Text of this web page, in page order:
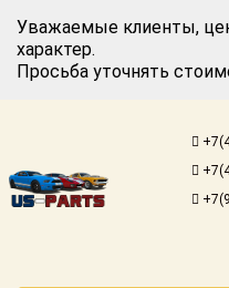
Уважаемые клиенты,
характер.
Просьба уточнять
Авторизация
американских
автомобилей